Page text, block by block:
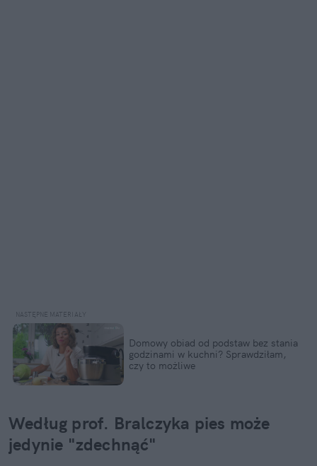
Domowy obiad od podstaw bez stania
godzinami w kuchni? Sprawdziłam,
czy to możliwe
Według prof. Bralczyka pies może
jedynie "zdechnąć"